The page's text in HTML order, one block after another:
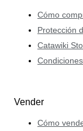
Cómo
Protección
Catawiki
Vender
Cómo